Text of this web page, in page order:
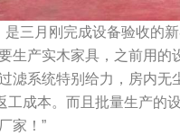
三月刚完成设备验收的
生产实木家具，之前用
滤系统特别给力，房内
工成本。而且批量生产的
家！”